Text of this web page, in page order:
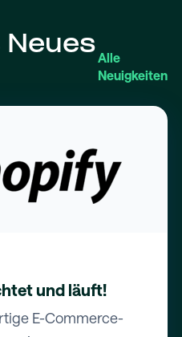
Alle
Neuigkeiten
und läuft!
E-Commerce-